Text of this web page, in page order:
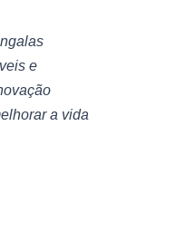
e
a vida